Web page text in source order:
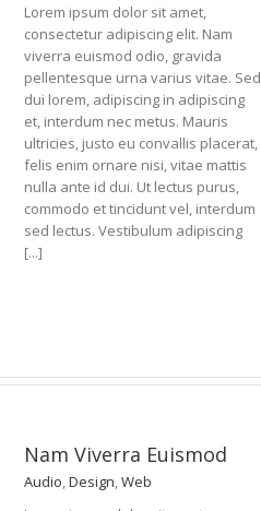
Lorem ipsum dolor sit amet,
consectetur adipiscing elit. Nam
viverra euismod odio, gravida
pellentesque urna varius vitae. Sed
dui lorem, adipiscing in adipiscing
et, interdum nec metus. Mauris
ultricies, justo eu convallis placerat,
felis enim ornare nisi, vitae mattis
nulla ante id dui. Ut lectus purus,
commodo et tincidunt vel, interdum
sed lectus. Vestibulum adipiscing
[...]
Nam Viverra Euismod
Audio,Design,Web